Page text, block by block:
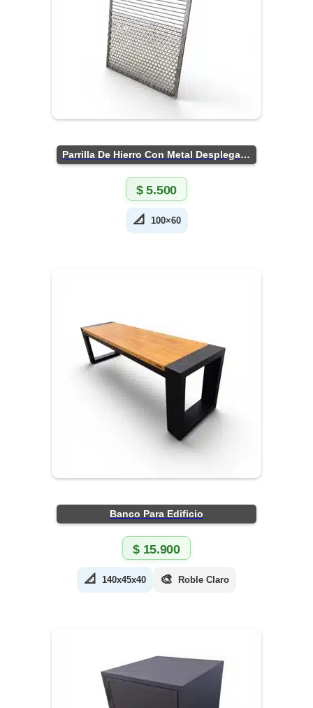
Parrilla De Hierro Con Metal Desplegado
$5.500
📐 100×60
Banco Para Edificio
$15.900
📐 140x45x40 🎨 Roble Claro